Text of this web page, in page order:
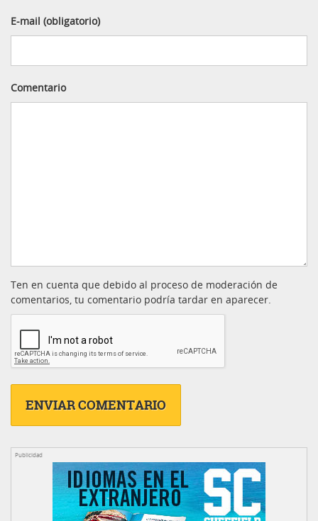
E-mail (obligatorio)
Comentario
Ten en cuenta que debido al proceso de moderación de
comentarios, tu comentario podría tardar en aparecer.
Publicidad